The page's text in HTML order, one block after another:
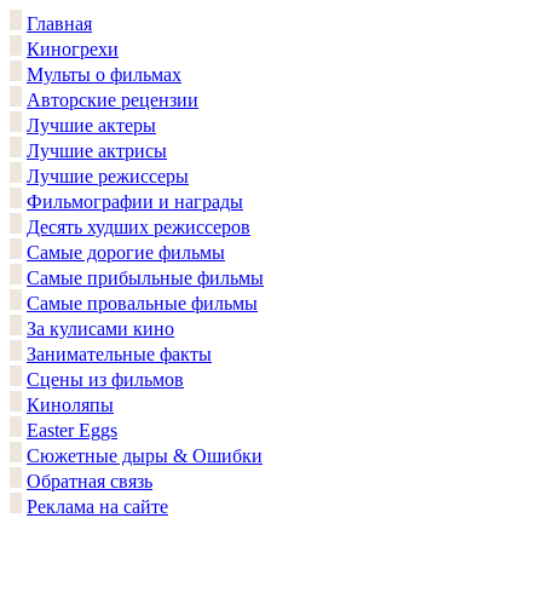
Главная
Киногрехи
Мульты о фильмах
Авторские рецензии
Лучшие актеры
Лучшие актрисы
Лучшие режиссеры
Фильмографии и награды
Десять худших режиссеров
Самые дорогие фильмы
Самые прибыльные фильмы
Самые провальные фильмы
За кулисами кино
Занимательные факты
Сцены из фильмов
Киноляпы
Easter Eggs
Сюжетные дыры & Ошибки
Обратная связь
Реклама на сайте